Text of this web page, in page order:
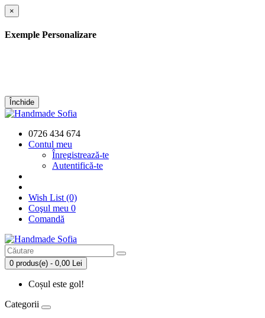
×
Exemple Personalizare
Închide
0726 434 674
Contul meu
Înregistrează-te
Autentifică-te
Wish List (0)
Coşul meu 0
Comandă
0 produs(e) - 0,00 Lei
Coșul este gol!
Categorii